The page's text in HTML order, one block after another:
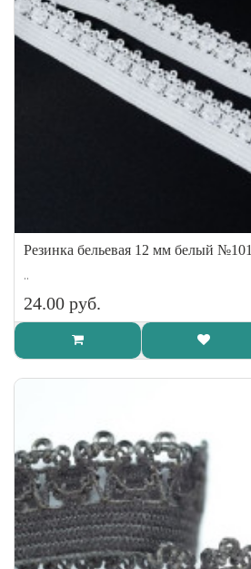
Резинка бельевая 12 мм белый №101
..
24.00 руб.